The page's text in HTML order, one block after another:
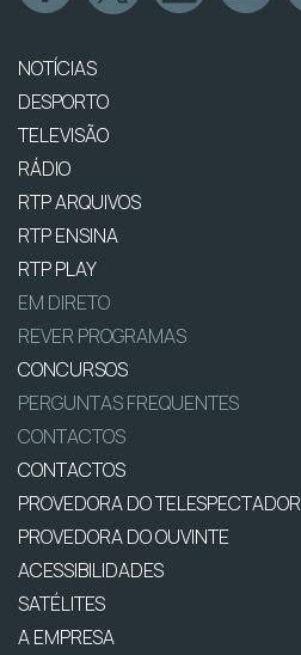
NOTÍCIAS
DESPORTO
TELEVISÃO
RÁDIO
RTP ARQUIVOS
RTP ENSINA
RTP PLAY
EM DIRETO
REVER PROGRAMAS
CONCURSOS
PERGUNTAS FREQUENTES
CONTACTOS
CONTACTOS
PROVEDORA DO TELESPECTADOR
PROVEDORA DO OUVINTE
ACESSIBILIDADES
SATÉLITES
A EMPRESA